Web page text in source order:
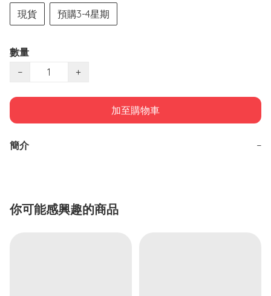
現貨
預購3-4星期
數量
−
+
加至購物車
簡介 −
你可能感興趣的商品